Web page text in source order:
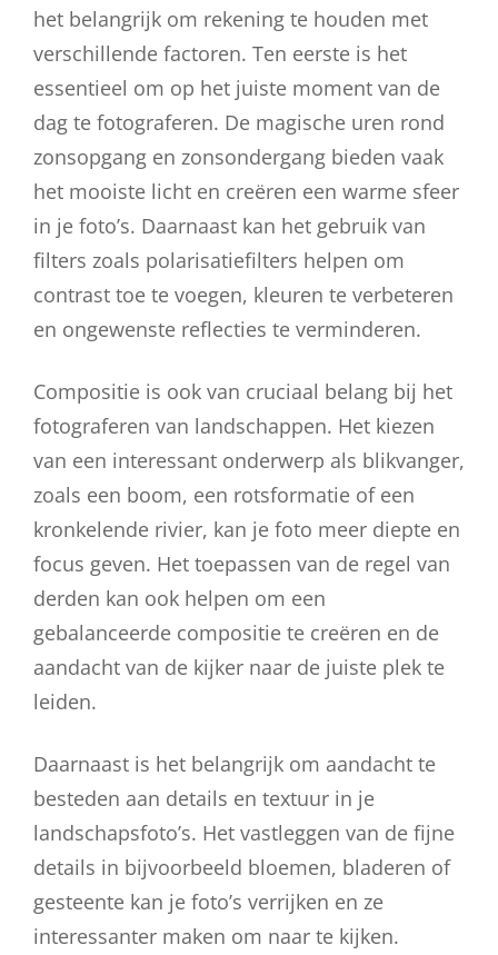
het belangrijk om rekening te houden met
verschillende factoren. Ten eerste is het
essentieel om op het juiste moment van de
dag te fotograferen. De magische uren rond
zonsopgang en zonsondergang bieden vaak
het mooiste licht en creëren een warme sfeer
in je foto’s. Daarnaast kan het gebruik van
filters zoals polarisatiefilters helpen om
contrast toe te voegen, kleuren te verbeteren
en ongewenste reflecties te verminderen.
Compositie is ook van cruciaal belang bij het
fotograferen van landschappen. Het kiezen
van een interessant onderwerp als blikvanger,
zoals een boom, een rotsformatie of een
kronkelende rivier, kan je foto meer diepte en
focus geven. Het toepassen van de regel van
derden kan ook helpen om een
gebalanceerde compositie te creëren en de
aandacht van de kijker naar de juiste plek te
leiden.
Daarnaast is het belangrijk om aandacht te
besteden aan details en textuur in je
landschapsfoto’s. Het vastleggen van de fijne
details in bijvoorbeeld bloemen, bladeren of
gesteente kan je foto’s verrijken en ze
interessanter maken om naar te kijken.